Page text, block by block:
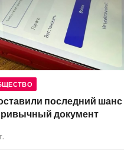
последний шанс
документ